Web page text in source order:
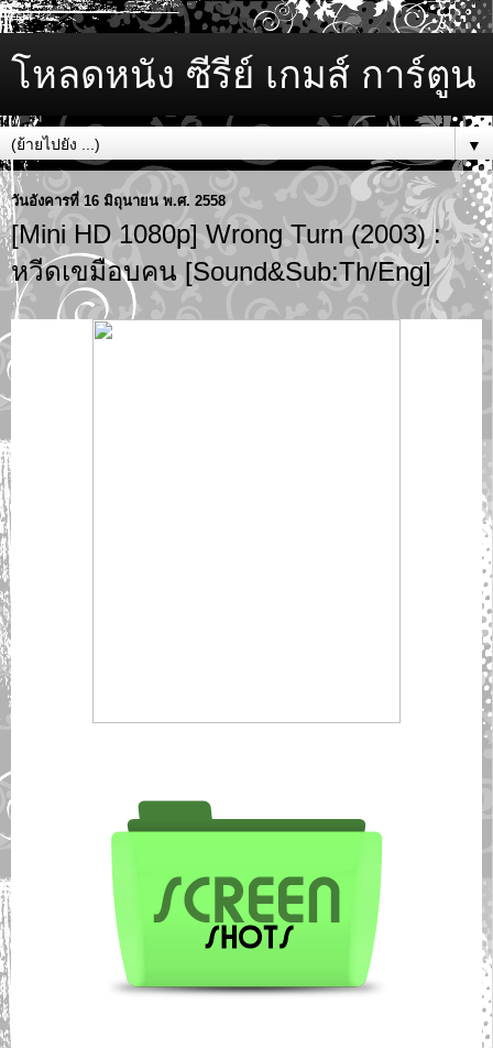
โหลดหนัง ซีรีย์ เกมส์ การ์ตูน
▼
วันอังคารที่ 16 มิถุนายน พ.ศ. 2558
[Mini HD 1080p] Wrong Turn (2003) :
หวีดเขมือบคน [Sound&Sub:Th/Eng]